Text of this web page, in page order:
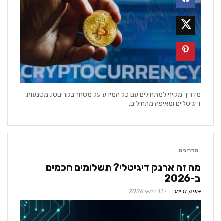
מדריך מקיף למתחילים עם כל המידע על מסחר בקריםטו, מטבעות
דיגיטליים ומאיפה מתחילים.
מדריכים
מה זה ארנק דיגיטלי? תשלומים חכמים
ב-2026
אופק דרימר 11 במאי 2026